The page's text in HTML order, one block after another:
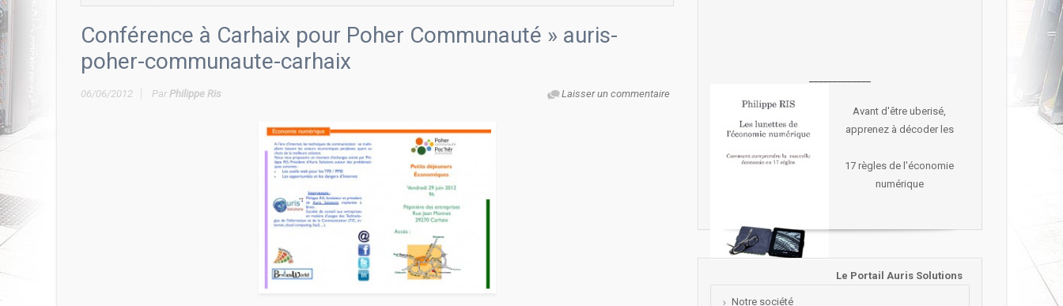
Conférence à Carhaix pour Poher Communauté » auris-
poher-communaute-carhaix
06/06/2012 Laisser un commentaire
Par Philippe Ris
Avant d'être uberisé,
apprenez à décoder les
17 règles de l'économie
numérique
Le Portail Auris Solutions
Notre société